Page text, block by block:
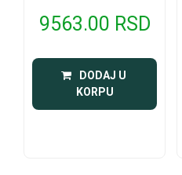
9563.00 RSD
DODAJ U
KORPU